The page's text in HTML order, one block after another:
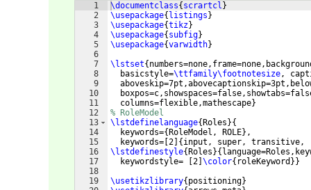
1
2
3
4
5
6
7
8
9
10
11
12
13
14
15
16
17
18
19
\documentclass{ scrartcl }
\usepackage{ listings }
\usepackage{tikz}
\usepackage{ subfig}
\usepackage{varwidth}
\lstset{
  basicstyle=
\ttfamily\footnotesize,
  columns=flexible,mathescape
}
% RoleModel
\lstdefinelanguage{ Roles }{
  keywords=
{ RoleModel, ROLE} ,
  keywords=
2 { input, super, transitive,
\lstdefinestyle{ Roles }{
  keywordstyle=
2 \color{ roleKeyword }}
\usetikzlibrary{ positioning}